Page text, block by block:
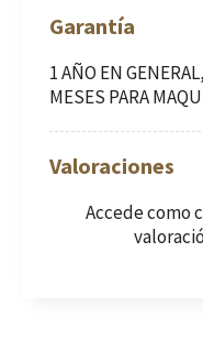
Garantía
1 AÑO EN
MESES PARA
Valoraciones
Accede como